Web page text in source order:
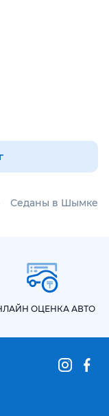
Седаны в
ОЦЕНКА АВТО